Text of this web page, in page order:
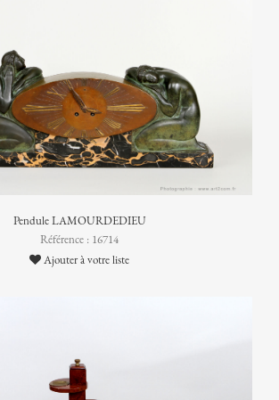
Pendule LAMOURDEDIEU
Référence : 16714
Ajouter à votre liste